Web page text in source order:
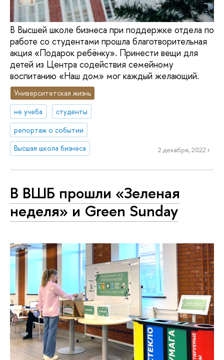
В Высшей школе бизнеса при поддержке отдела по
работе со студентами прошла благотворительная
акция «Подарок ребёнку». Принести вещи для
детей из Центра содействия семейному
воспитанию «Наш дом» мог каждый желающий.
Университетская жизнь
не учеба
студенты
репортаж о событии
Высшая школа бизнеса
2 декабря, 2022 г.
В ВШБ прошли «Зеленая
неделя» и Green Sunday